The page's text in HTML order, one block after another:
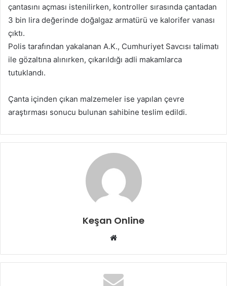
çantasını açması istenilirken, kontroller sırasında çantadan
3 bin lira değerinde doğalgaz armatürü ve kalorifer vanası
çıktı.
Polis tarafından yakalanan A.K., Cumhuriyet Savcısı talimatı
ile gözaltına alınırken, çıkarıldığı adli makamlarca
tutuklandı.
Çanta içinden çıkan malzemeler ise yapılan çevre
araştırması sonucu bulunan sahibine teslim edildi.
Keşan Online
Web